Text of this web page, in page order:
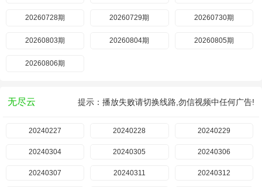
20260728期 20260729期 20260730期
20260803期 20260804期 20260805期
20260806期
无尽云 提示：播放失败请切换线路,勿信视频中任何广告!
20240227 20240228 20240229
20240304 20240305 20240306
20240307 20240311 20240312